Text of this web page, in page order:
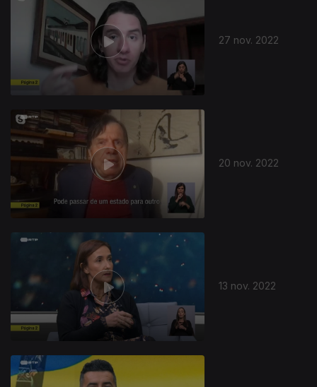
27 nov. 2022
20 nov. 2022
13 nov. 2022